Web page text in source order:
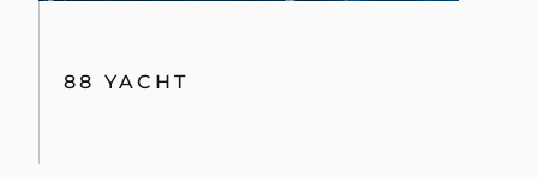
88 YACHT